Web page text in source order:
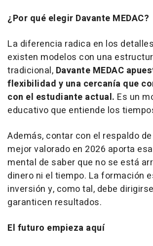
¿Por qué elegir Davante MEDAC?
​La diferencia radica en los
existen modelos con una
tradicional, Davante MEDAC
flexibilidad y una cercanía que
con el estudiante actual. Es un
educativo que entiende los
Además, contar con el respaldo
mejor valorado en 2026 aporta
mental de saber que no se está
dinero ni el tiempo. La formación
inversión y, como tal, debe
garanticen resultados.
El futuro empieza aquí